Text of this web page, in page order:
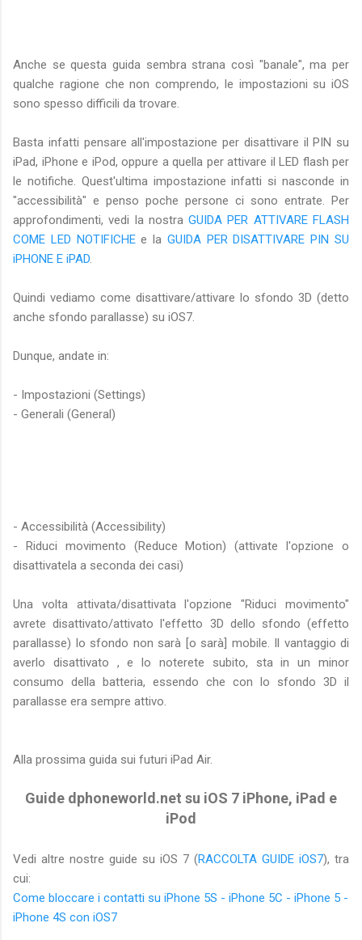
Anche se questa guida sembra strana così "banale", ma per
qualche ragione che non comprendo, le impostazioni su iOS
sono spesso difficili da trovare.
Basta infatti pensare all'impostazione per disattivare il PIN su
iPad, iPhone e iPod, oppure a quella per attivare il LED flash per
le notifiche. Quest'ultima impostazione infatti si nasconde in
"accessibilità" e penso poche persone ci sono entrate. Per
approfondimenti, vedi la nostraGUIDA PER ATTIVARE FLASH
COME LED NOTIFICHEe la GUIDA PER DISATTIVARE PIN SU
iPHONE E iPAD.
Quindi vediamo come disattivare/attivare lo sfondo 3D (detto
anche sfondo parallasse) su iOS7.
Dunque, andate in:
- Impostazioni (Settings)
- Generali (General)
- Accessibilità (Accessibility)
- Riduci movimento (Reduce Motion) (attivate l'opzione o
disattivatela a seconda dei casi)
Una volta attivata/disattivata l'opzione "Riduci movimento"
avrete disattivato/attivato l'effetto 3D dello sfondo (effetto
parallasse) lo sfondo non sarà [o sarà] mobile. Il vantaggio di
averlo disattivato , e lo noterete subito, sta in un minor
consumo della batteria, essendo che con lo sfondo 3D il
parallasse era sempre attivo.
Alla prossima guida sui futuri iPad Air.
Guide dphoneworld.net su iOS 7 iPhone, iPad e
iPod
Vedi altre nostre guide su iOS 7 (RACCOLTA GUIDE iOS7), tra
cui:
Come bloccare i contatti su iPhone 5S - iPhone 5C - iPhone 5 -
iPhone 4S con iOS7